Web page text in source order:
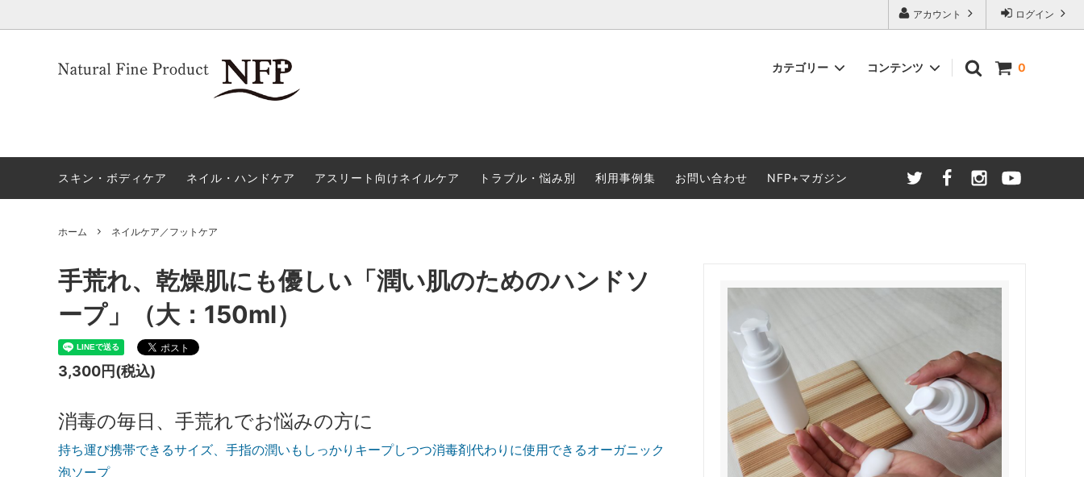
ログイン
アカウント
0
カテゴリー
トラブル、悩み別セット プロが選んだニッパー その他道具 スポーツ選手向け 爪割れ予防ケア
コンテンツ
スキン・ボディケア ネイル・ハンドケア アスリート向けネイルケア トラブル・悩み別 利用事例集 お問い合わせ NFP+マガジン
ホーム ネイルケア／フットケア
手荒れ、乾燥肌にも優しい「潤い肌のためのハンドソ
ープ」（大：150ml）
3,300円(税込)
消毒の毎日、手荒れでお悩みの方に
持ち運び携帯できるサイズ、手指の潤いもしっかりキープしつつ消毒剤代わりに使用できるオーガニック
泡ソープ